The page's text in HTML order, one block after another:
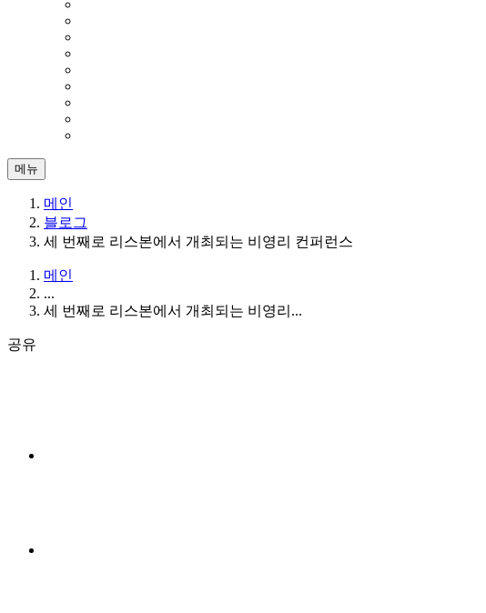
메뉴
메인
블로그
세 번째로 리스본에서 개최되는 비영리 컨퍼런스
메인
...
세 번째로 리스본에서 개최되는 비영리...
공유